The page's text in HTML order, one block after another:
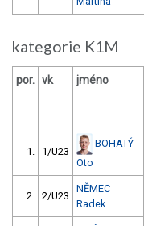
kategorie K1M
por. vk jméno
1. 1/U23
BOHATÝ
Oto
2. 2/U23
NĚMEC
Radek